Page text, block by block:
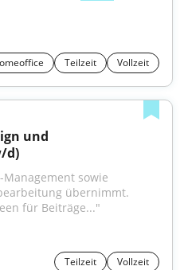
Teilzeit Vollzeit
und
d)
-Management sowie
übernimmt.
für Beiträge..."
Teilzeit Vollzeit